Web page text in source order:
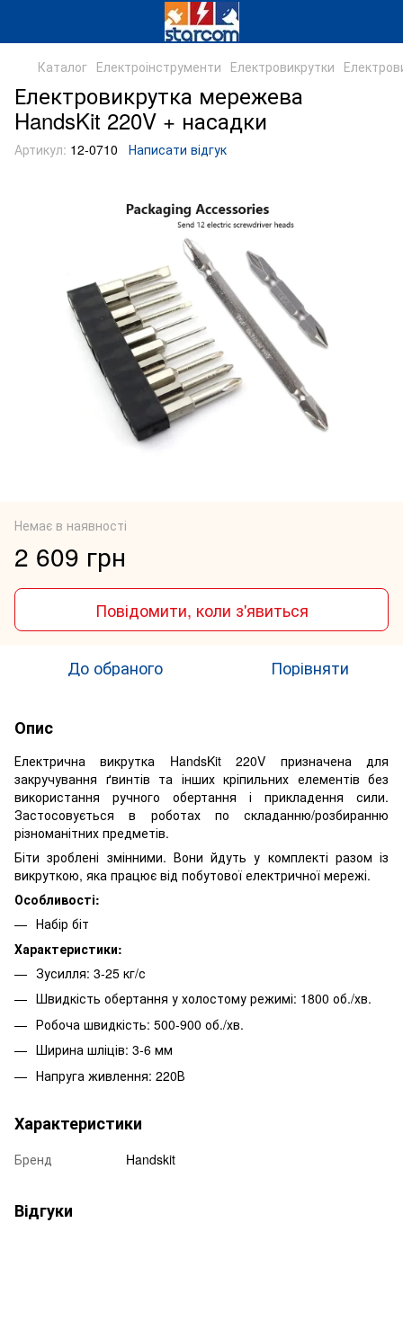
Каталог Електроінструменти Електровикрутки
Електровикрутка мережева
HandsKit 220V + насадки
Артикул: 12-0710 Написати відгук
Немає в наявності
2 609 грн
Повідомити, коли з'явиться
До обраного Порівняти
Опис
Електрична викрутка HandsKit 220V призначена для
закручування ґвинтів та інших кріпильних елементів без
використання ручного обертання і прикладення сили.
Застосовується в роботах по складанню/розбиранню
різноманітних предметів.
Біти зроблені змінними. Вони йдуть у комплекті разом із
викруткою, яка працює від побутової електричної мережі.
Особливості:
Набір біт
Характеристики:
Зусилля: 3-25 кг/с
Швидкість обертання у холостому режимі: 1800 об./хв.
Робоча швидкість: 500-900 об./хв.
Ширина шліців: 3-6 мм
Напруга живлення: 220В
Характеристики
Бренд Handskit
Відгуки